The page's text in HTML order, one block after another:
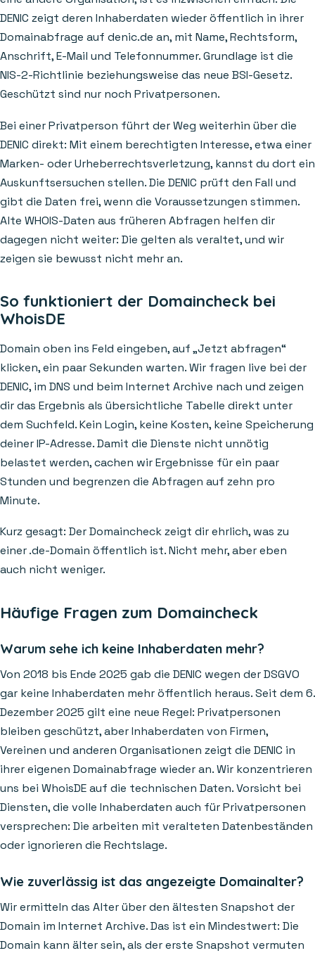
DENIC zeigt deren Inhaberdaten wieder öffentlich in ihrer
Domainabfrage auf denic.de an, mit Name, Rechtsform,
Anschrift, E-Mail und Telefonnummer. Grundlage ist die
NIS-2-Richtlinie beziehungsweise das neue BSI-Gesetz.
Geschützt sind nur noch Privatpersonen.
Bei einer Privatperson führt der Weg weiterhin über die
DENIC direkt: Mit einem berechtigten Interesse, etwa einer
Marken- oder Urheberrechtsverletzung, kannst du dort ein
Auskunftsersuchen stellen. Die DENIC prüft den Fall und
gibt die Daten frei, wenn die Voraussetzungen stimmen.
Alte WHOIS-Daten aus früheren Abfragen helfen dir
dagegen nicht weiter: Die gelten als veraltet, und wir
zeigen sie bewusst nicht mehr an.
So funktioniert der Domaincheck bei
WhoisDE
Domain oben ins Feld eingeben, auf „Jetzt abfragen“
klicken, ein paar Sekunden warten. Wir fragen live bei der
DENIC, im DNS und beim Internet Archive nach und zeigen
dir das Ergebnis als übersichtliche Tabelle direkt unter
dem Suchfeld. Kein Login, keine Kosten, keine Speicherung
deiner IP-Adresse. Damit die Dienste nicht unnötig
belastet werden, cachen wir Ergebnisse für ein paar
Stunden und begrenzen die Abfragen auf zehn pro
Minute.
Kurz gesagt: Der Domaincheck zeigt dir ehrlich, was zu
einer .de-Domain öffentlich ist. Nicht mehr, aber eben
auch nicht weniger.
Häufige Fragen zum Domaincheck
Warum sehe ich keine Inhaberdaten mehr?
Von 2018 bis Ende 2025 gab die DENIC wegen der DSGVO
gar keine Inhaberdaten mehr öffentlich heraus. Seit dem 6.
Dezember 2025 gilt eine neue Regel: Privatpersonen
bleiben geschützt, aber Inhaberdaten von Firmen,
Vereinen und anderen Organisationen zeigt die DENIC in
ihrer eigenen Domainabfrage wieder an. Wir konzentrieren
uns bei WhoisDE auf die technischen Daten. Vorsicht bei
Diensten, die volle Inhaberdaten auch für Privatpersonen
versprechen: Die arbeiten mit veralteten Datenbeständen
oder ignorieren die Rechtslage.
Wie zuverlässig ist das angezeigte Domainalter?
Wir ermitteln das Alter über den ältesten Snapshot der
Domain im Internet Archive. Das ist ein Mindestwert: Die
Domain kann älter sein, als der erste Snapshot vermuten